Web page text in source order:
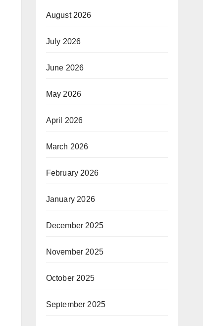
August 2026
July 2026
June 2026
May 2026
April 2026
March 2026
February 2026
January 2026
December 2025
November 2025
October 2025
September 2025